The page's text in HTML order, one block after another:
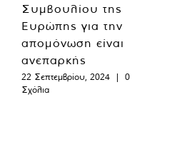
Συμβουλίου της
Ευρώπης για την
απομόνωση είναι
ανεπαρκής
22 Σεπτεμβρίου, 2024 |
0
Σχόλια